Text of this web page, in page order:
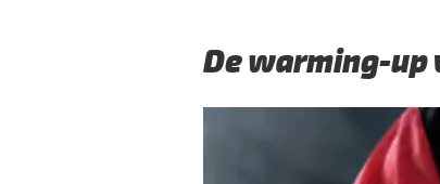
De warming-up